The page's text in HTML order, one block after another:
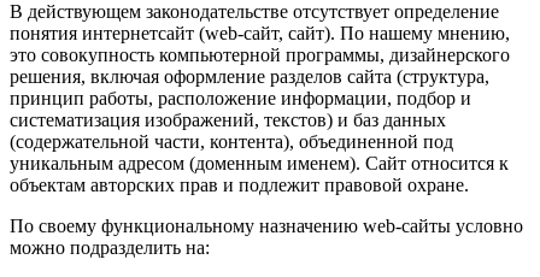
В действующем законодательстве отсутствует определение
понятия интернетсайт (web-сайт, сайт). По нашему мнению,
это совокупность компьютерной программы, дизайнерского
решения, включая оформление разделов сайта (структура,
принцип работы, расположение информации, подбор и
систематизация изображений, текстов) и баз данных
(содержательной части, контента), объединенной под
уникальным адресом (доменным именем). Сайт относится к
объектам авторских прав и подлежит правовой охране.
По своему функциональному назначению web-сайты условно
можно подразделить на: